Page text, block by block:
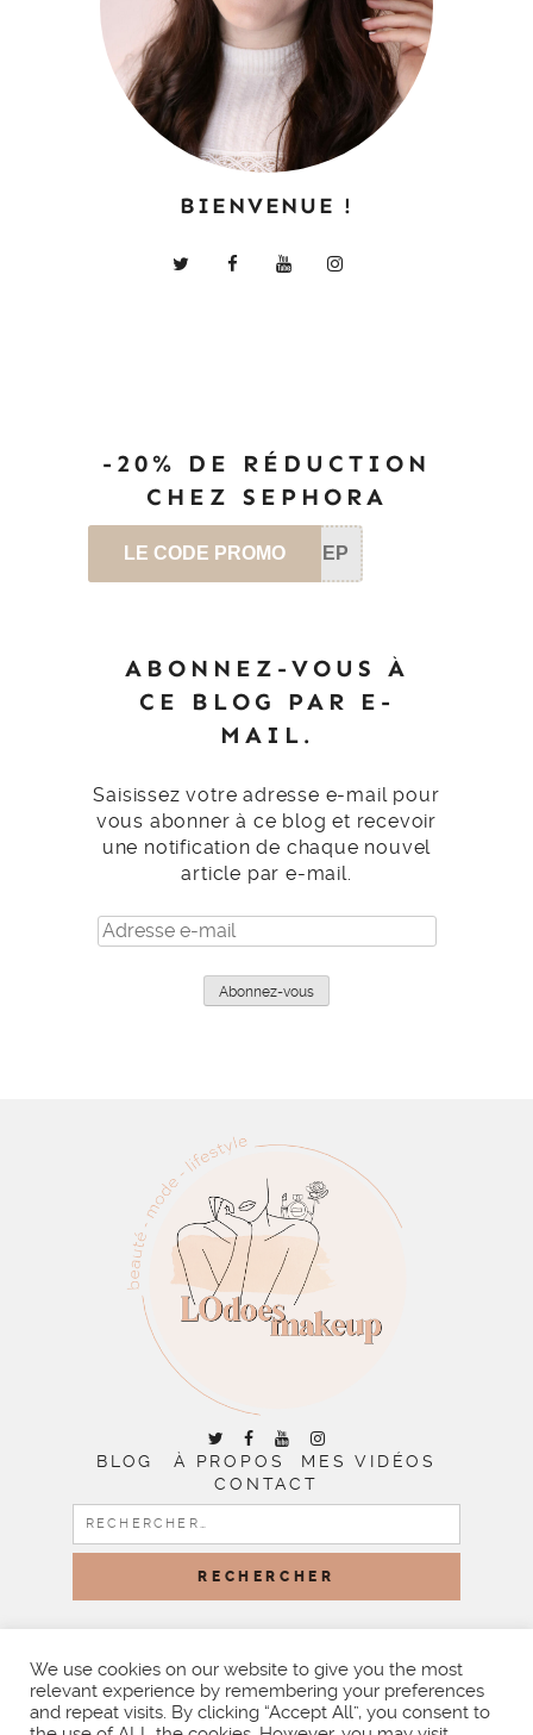
BIENVENUE !
-20% DE RÉDUCTION
CHEZ SEPHORA
LE CODE PROMO SEP
ABONNEZ-VOUS À
CE BLOG PAR E-
MAIL.
Saisissez votre adresse e-mail pour
vous abonner à ce blog et recevoir
une notification de chaque nouvel
article par e-mail.
Adresse
e-
Abonnez-vous
BLOG À PROPOS
MES VIDÉOS
CONTACT
RECHERCHER :
BY LITTLE THEME SHOP
We use cookies on our website to give you the most
relevant experience by remembering your preferences
and repeat visits. By clicking “Accept All”, you consent to